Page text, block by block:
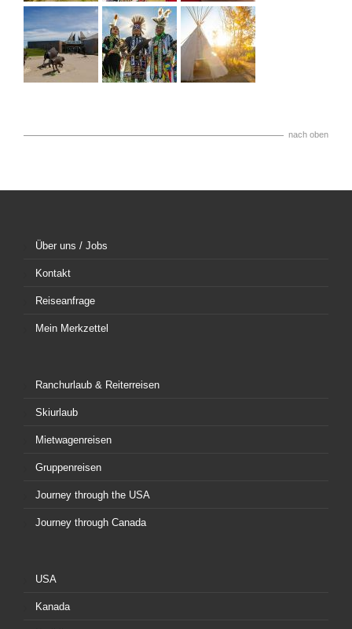
nach oben
Über uns / Jobs
Kontakt
Reiseanfrage
Mein Merkzettel
Ranchurlaub & Reiterreisen
Skiurlaub
Mietwagenreisen
Gruppenreisen
Journey through the USA
Journey through Canada
USA
Kanada